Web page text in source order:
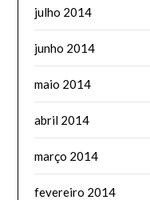
julho 2014
junho 2014
maio 2014
abril 2014
março 2014
fevereiro 2014